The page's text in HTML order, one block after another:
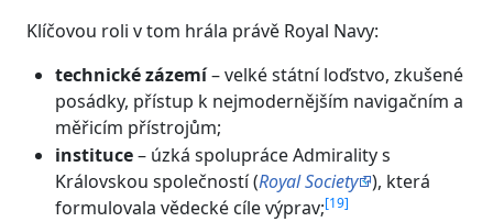
Klíčovou roli v tom hrála právě Royal Navy:
technické zázemí– velké státní loďstvo, zkušené
posádky, přístup k nejmodernějším navigačním a
měřicím přístrojům;
instituce– úzká spolupráce Admirality s
Královskou společností (Royal Society
), která
formulovala vědecké cíle výprav;[19]